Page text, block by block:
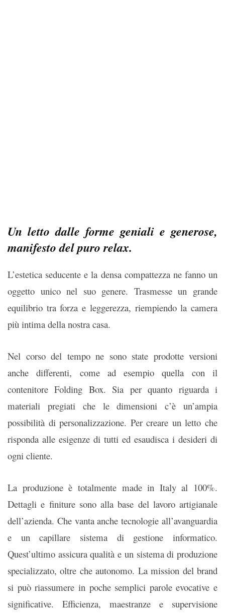
Un letto dalle forme geniali e generose,
manifesto del puro relax.
L’estetica seducente e la densa compattezza ne fanno un
oggetto unico nel suo genere. Trasmesse un grande
equilibrio tra forza e leggerezza, riempiendo la camera
più intima della nostra casa.
Nel corso del tempo ne sono state prodotte versioni
anche differenti, come ad esempio quella con il
contenitore Folding Box. Sia per quanto riguarda i
materiali pregiati che le dimensioni c’è un’ampia
possibilità di personalizzazione. Per creare un letto che
risponda alle esigenze di tutti ed esaudisca i desideri di
ogni cliente.
La produzione è totalmente made in Italy al 100%.
Dettagli e finiture sono alla base del lavoro artigianale
dell’azienda. Che vanta anche tecnologie all’avanguardia
e un capillare sistema di gestione informatico.
Quest’ultimo assicura qualità e un sistema di produzione
specializzato, oltre che autonomo. La mission del brand
si può riassumere in poche semplici parole evocative e
significative. Efficienza, maestranze e supervisione